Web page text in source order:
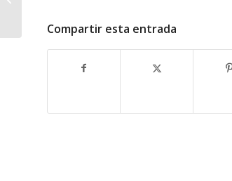
Compartir esta entrada